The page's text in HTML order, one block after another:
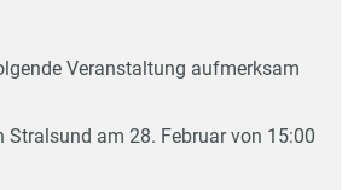
Veranstaltung aufmerksam
am 28. Februar von 15:00